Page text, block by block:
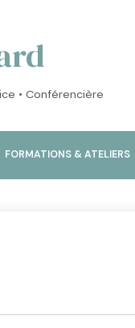
• Conférencière
FORMATIONS & ATELIERS